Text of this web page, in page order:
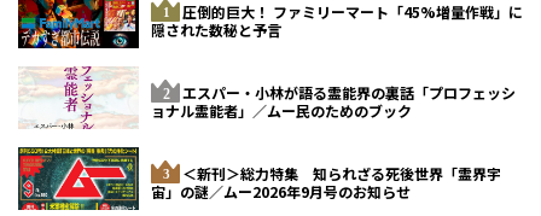
圧倒的巨大！ ファミリーマート「45%増量作戦」に
隠された数秘と予言
エスパー・小林が語る霊能界の裏話「プロフェッシ
ョナル霊能者」／ムー民のためのブック
＜新刊＞総力特集 知られざる死後世界「霊界宇
宙」の謎／ムー2026年9月号のお知らせ